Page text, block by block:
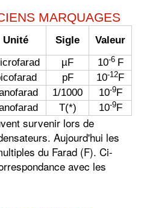
MARQUAGES
Unité Sigle
Valeur
µF 10-6 F
pF 10-12F
1/1000 10-9F
T(*) 10-9F
survenir lors de
Aujourd'hui les
du Farad (F). Ci-
avec les